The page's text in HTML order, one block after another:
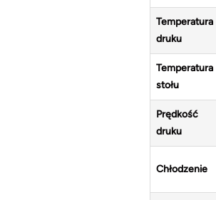
Temperatura
druku
Temperatura
stołu
Prędkość
druku
Chłodzenie